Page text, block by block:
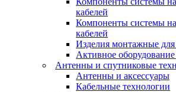
кабелей
Компоненты системы
кабелей
Изделия монтажные
Активное
Антенны и спутниковые
Антенны и аксессуары
Кабельные технологии